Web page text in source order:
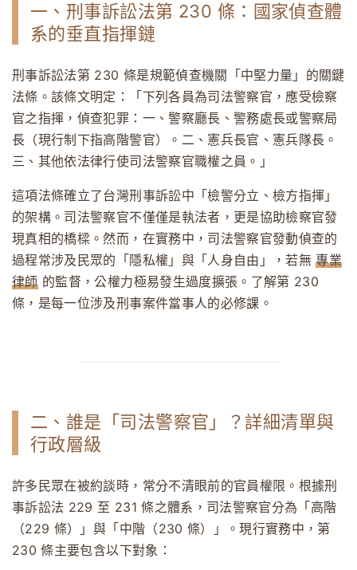
一、刑事訴訟法第 230 條：國家偵查體
系的垂直指揮鏈
刑事訴訟法第 230 條是規範偵查機關「中堅力量」的關鍵
法條。該條文明定：「下列各員為司法警察官，應受檢察
官之指揮，偵查犯罪：一、警察廳長、警務處長或警察局
長（現行制下指高階警官）。二、憲兵長官、憲兵隊長。
三、其他依法律行使司法警察官職權之員。」
這項法條確立了台灣刑事訴訟中「檢警分立、檢方指揮」
的架構。司法警察官不僅僅是執法者，更是協助檢察官發
現真相的橋樑。然而，在實務中，司法警察官發動偵查的
過程常涉及民眾的「隱私權」與「人身自由」，若無專業
律師的監督，公權力極易發生過度擴張。了解第 230
條，是每一位涉及刑事案件當事人的必修課。
二、誰是「司法警察官」？詳細清單與
行政層級
許多民眾在被約談時，常分不清眼前的官員權限。根據刑
事訴訟法 229 至 231 條之體系，司法警察官分為「高階
（229 條）」與「中階（230 條）」。現行實務中，第
230 條主要包含以下對象：